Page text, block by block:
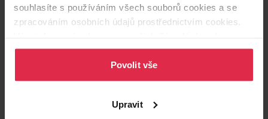
souhlasíte s používáním všech souborů cookies a se
zpracováním osobních údajů prostřednictvím cookies.
osobních údajů.
Povolit vše
Upravit
zrcadlem, s našimi tipy na rychlé účesy vám bude stačit
opravdu 5 minut. Zkuste naše úžasné drdoly, s kterými budete
hvězdou na každé letní párty.
Syoss Nivea